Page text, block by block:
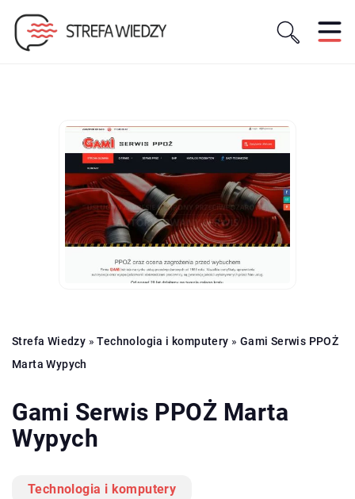
Strefa Wiedzy »Technologia i komputery » Gami Serwis PPOŻ
Marta Wypych
Gami Serwis PPOŻ Marta
Wypych
Technologia i komputery